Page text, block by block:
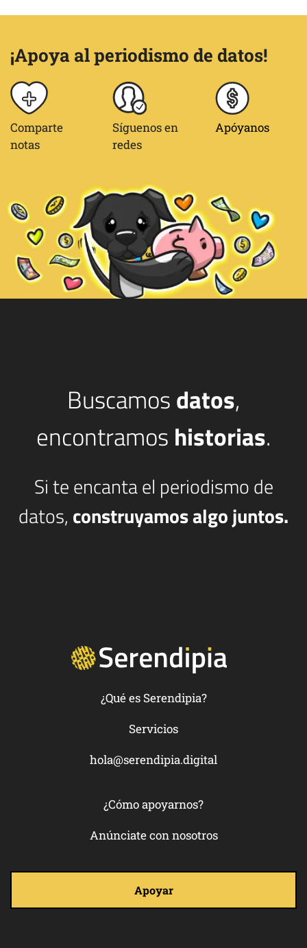
¡Apoya al periodismo de datos!
Comparte
notas
Síguenos en
redes
Apóyanos
Buscamosdatos,
encontramos historias.
Si te encanta el periodismo de
datos, construyamos algo juntos.
¿Qué es Serendipia?
Servicios
hola@serendipia.digital
¿Cómo apoyarnos?
Anúnciate con nosotros
Apoyar